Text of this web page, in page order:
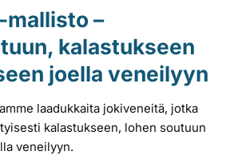
–
kalastukseen
joella veneilyyn
laadukkaita jokiveneitä, jotka
kalastukseen, lohen soutuun
veneilyyn.